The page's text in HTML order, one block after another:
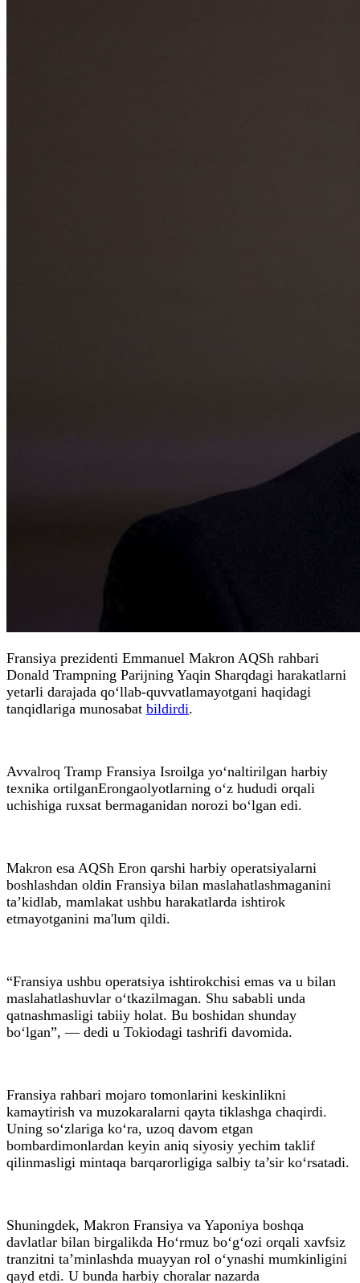
Fransiya prezidenti Emmanuel Makron AQSh rahbari
Donald Trampning Parijning Yaqin Sharqdagi harakatlarni
yetarli darajada qo‘llab-quvvatlamayotgani haqidagi
tanqidlariga munosabat bildirdi.
Avvalroq Tramp Fransiya Isroilga yo‘naltirilgan harbiy
texnika ortilganErongaolyotlarning o‘z hududi orqali
uchishiga ruxsat bermaganidan norozi bo‘lgan edi.
Makron esa AQSh Eron qarshi harbiy operatsiyalarni
boshlashdan oldin Fransiya bilan maslahatlashmaganini
ta’kidlab, mamlakat ushbu harakatlarda ishtirok
etmayotganini ma'lum qildi.
“Fransiya ushbu operatsiya ishtirokchisi emas va u bilan
maslahatlashuvlar o‘tkazilmagan. Shu sababli unda
qatnashmasligi tabiiy holat. Bu boshidan shunday
bo‘lgan”, — dedi u Tokiodagi tashrifi davomida.
Fransiya rahbari mojaro tomonlarini keskinlikni
kamaytirish va muzokaralarni qayta tiklashga chaqirdi.
Uning so‘zlariga ko‘ra, uzoq davom etgan
bombardimonlardan keyin aniq siyosiy yechim taklif
qilinmasligi mintaqa barqarorligiga salbiy ta’sir ko‘rsatadi.
Shuningdek, Makron Fransiya va Yaponiya boshqa
davlatlar bilan birgalikda Ho‘rmuz bo‘g‘ozi orqali xavfsiz
tranzitni ta’minlashda muayyan rol o‘ynashi mumkinligini
qayd etdi. U bunda harbiy choralar nazarda